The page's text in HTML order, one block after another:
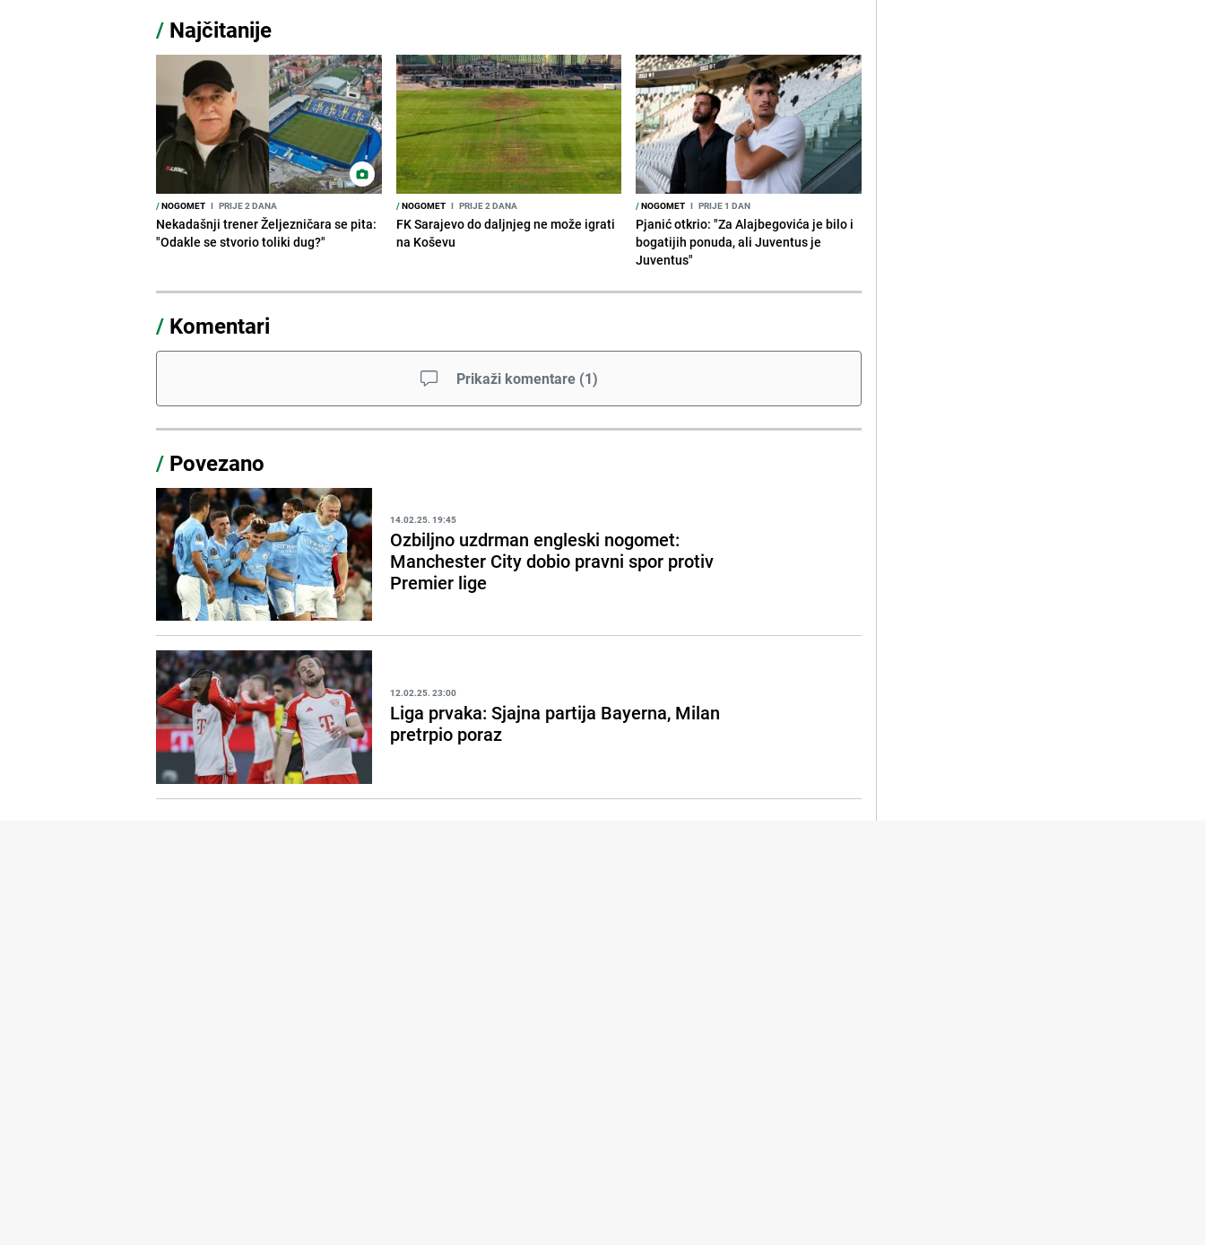
/ Najčitanije
/NOGOMET I PRIJE 2 DANA
Nekadašnji trener Željezničara se pita:
"Odakle se stvorio toliki dug?"
/NOGOMET I PRIJE 2 DANA
FK Sarajevo do daljnjeg ne može igrati
na Koševu
/NOGOMET I PRIJE 1 DAN
Pjanić otkrio: "Za Alajbegovića je bilo i
bogatijih ponuda, ali Juventus je
Juventus"
/ Komentari
Prikaži komentare (1)
/ Povezano
14.02.25. 19:45
Ozbiljno uzdrman engleski nogomet:
Manchester City dobio pravni spor protiv
Premier lige
12.02.25. 23:00
Liga prvaka: Sjajna partija Bayerna, Milan
pretrpio poraz